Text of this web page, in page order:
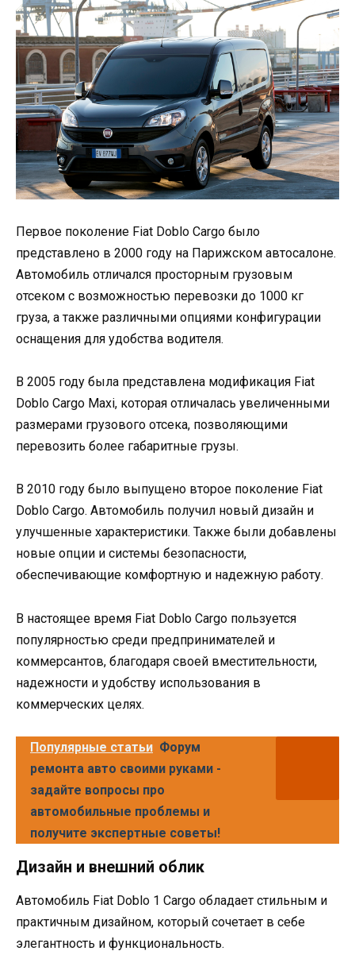
Первое поколение Fiat Doblo Cargo было
представлено в 2000 году на Парижском автосалоне.
Автомобиль отличался просторным грузовым
отсеком с возможностью перевозки до 1000 кг
груза, а также различными опциями конфигурации
оснащения для удобства водителя.
В 2005 году была представлена модификация Fiat
Doblo Cargo Maxi, которая отличалась увеличенными
размерами грузового отсека, позволяющими
перевозить более габаритные грузы.
В 2010 году было выпущено второе поколение Fiat
Doblo Cargo. Автомобиль получил новый дизайн и
улучшенные характеристики. Также были добавлены
новые опции и системы безопасности,
обеспечивающие комфортную и надежную работу.
В настоящее время Fiat Doblo Cargo пользуется
популярностью среди предпринимателей и
коммерсантов, благодаря своей вместительности,
надежности и удобству использования в
коммерческих целях.
Популярные статьи Форум
ремонта авто своими руками -
задайте вопросы про
автомобильные проблемы и
получите экспертные советы!
Дизайн и внешний облик
Автомобиль Fiat Doblo 1 Cargo обладает стильным и
практичным дизайном, который сочетает в себе
элегантность и функциональность.